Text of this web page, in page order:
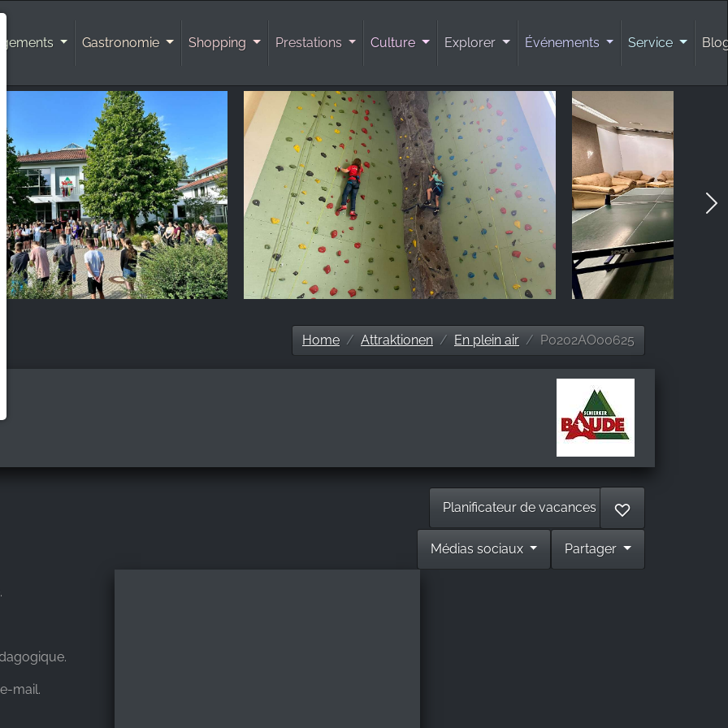
Gastronomie Shopping Prestations Culture Explorer Événements Service
Home Attraktionen En plein air P0202AO00625
Planificateur de vacances ♡
Partager
Médias sociaux
mail.